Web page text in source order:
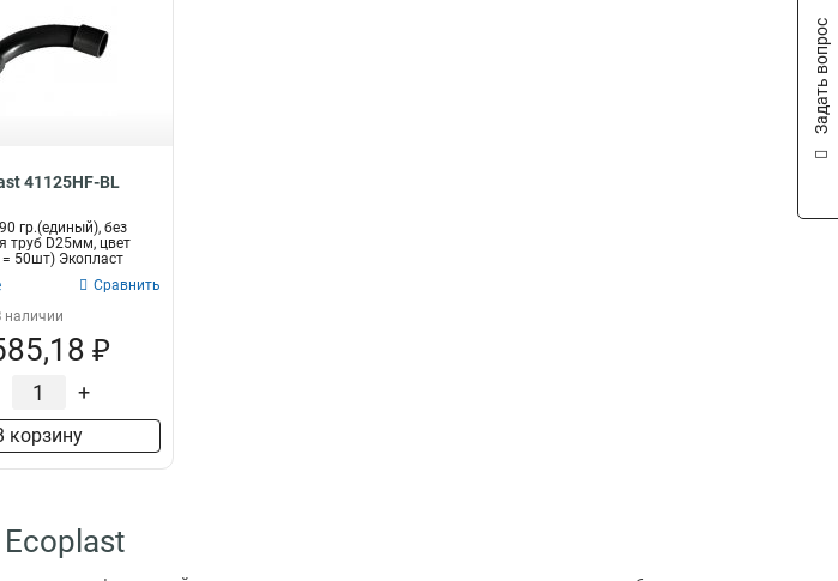
41125HF-BL
гр.(единый), без
труб D25мм, цвет
50шт) Экопласт
Сравнить
наличии
₽
+
корзину
Задать вопрос